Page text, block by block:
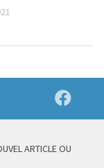
ARTICLE OU